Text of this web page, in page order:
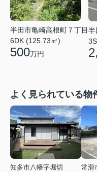
半田市亀崎高根町７丁目
6DK (125.73㎡)
500万円
半
よく見られている物
知多市八幡字堀切
常滑